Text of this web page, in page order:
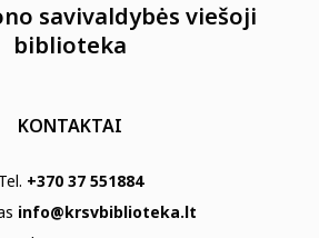
savivaldybės viešoji
biblioteka
KONTAKTAI
Tel. +370 37 551884
info@krsvbiblioteka.lt